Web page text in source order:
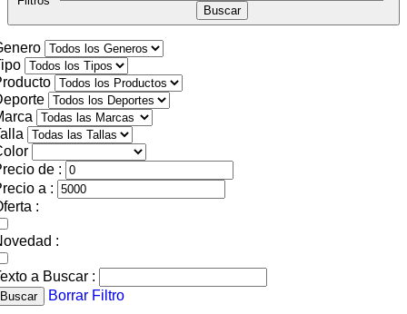
de :
a :
:
:
a Buscar :
Buscar Borrar Filtro